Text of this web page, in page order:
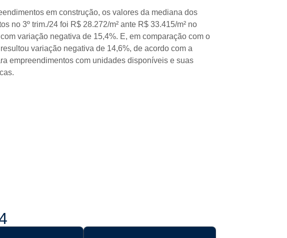
em construção, os valores da mediana dos
no 3º trim./24 foi R$ 28.272/m² ante R$ 33.415/m² no
com variação negativa de 15,4%. E, em comparação com o
resultou variação negativa de 14,6%, de acordo com a
empreendimentos com unidades disponíveis e suas